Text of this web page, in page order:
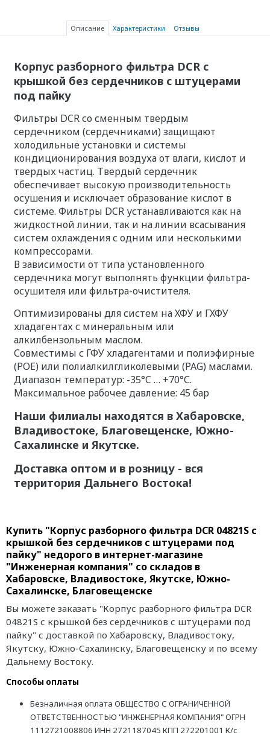
Описание Характеристики Отзывы
Корпус разборного фильтра DCR с
крышкой без сердечников с штуцерами
под пайку
Фильтры DCR со сменным твердым
сердечником (сердечниками) защищают
холодильные установки и системы
кондиционирования воздуха от влаги, кислот и
твердых частиц. Твердый сердечник
обеспечивает высокую производительность
осушения и исключает образование кислот в
системе. Фильтры DCR устанавливаются как на
жидкостной линии, так и на линии всасывания
систем охлаждения с одним или несколькими
компрессорами.
В зависимости от типа установленного
сердечника могут выполнять функции фильтра-
осушителя или фильтра-очистителя.
Оптимизированы для систем на ХФУ и ГХФУ
хладагентах с минеральным или
алкилбензольным маслом.
Совместимы с ГФУ хладагентами и полиэфирные
(POE) или полиалкилгликолевыми (PAG) маслами.
Диапазон температур: -35°C … +70°С.
Максимальное рабочее давление: 45 бар
Наши филиалы находятся в Хабаровске,
Владивостоке, Благовещенске, Южно-
Сахалинске и Якутске.
Доставка оптом и в розницу - вся
территория Дальнего Востока!
Купить "Корпус разборного фильтра DCR 04821S с
крышкой без сердечников с штуцерами под
пайку" недорого в интернет-магазине
"Инженерная компания" со складов в
Хабаровске, Владивостоке, Якутске, Южно-
Сахалинске, Благовещенске
Вы можете заказать "Корпус разборного фильтра DCR
04821S с крышкой без сердечников с штуцерами под
пайку" с доставкой по Хабаровску, Владивостоку,
Якутску, Южно-Сахалинску, Благовещенску и по всему
Дальнему Востоку.
Способы оплаты
Безналичная оплата ОБЩЕСТВО С ОГРАНИЧЕННОЙ
ОТВЕТСТВЕННОСТЬЮ "ИНЖЕНЕРНАЯ КОМПАНИЯ" ОГРН
1112721008806 ИНН 2721187045 КПП 272201001 К/с